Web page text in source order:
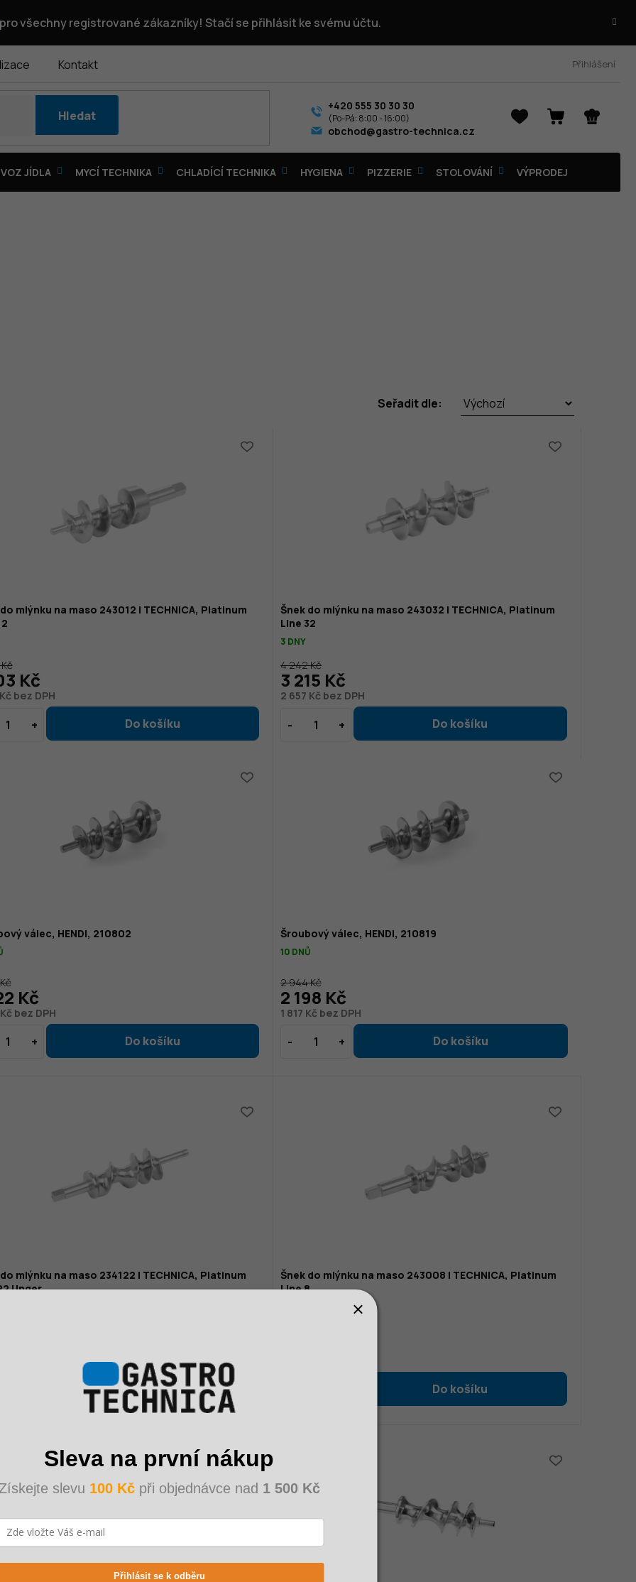
pro všechny registrované zákazníky! Stačí se přihlásit ke svému účtu.
Kontakt Přihlášení
Hledat
NÁKUPNÍ
+420 555 30 30 30
obchod@gastro-technica.cz
JÍDLA MYCÍ TECHNIKA CHLADÍCÍ TECHNIKA HYGIENA PIZZERIE STOLOVÁNÍ VÝPRODEJ
Seřadit dle:
mlýnku na maso 243012 | TECHNICA, Platinum
bez DPH
Kč
Šnek do mlýnku na maso 243032 | TECHNICA, Platinum
Line 32
3 DNY
2 657 Kč bez DPH
4 242 Kč
3 215 Kč
válec, HENDI, 210802
bez DPH
Kč
Šroubový válec, HENDI, 210819
10 DNŮ
1 817 Kč bez DPH
2 944 Kč
2 198 Kč
mlýnku na maso 234122 | TECHNICA, Platinum
Unger
Šnek do mlýnku na maso 243008 | TECHNICA, Platinum
Line 8
Sleva na první nákup
Získejte slevu 100 Kčpři objednávce nad 1 500 Kč
Přihlásit se k odběru